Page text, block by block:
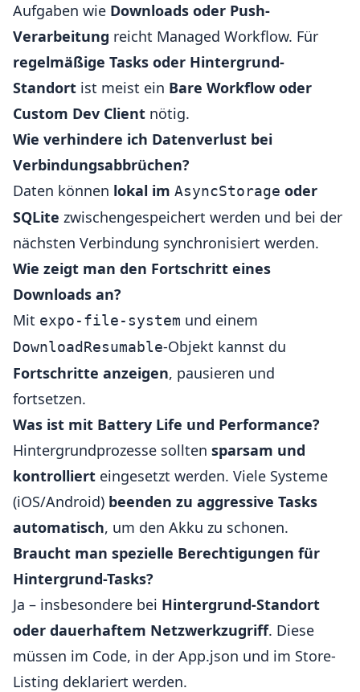
Aufgaben wie Downloads oder Push-
Verarbeitung reicht Managed Workflow. Für
regelmäßige Tasks oder Hintergrund-
Standort ist meist ein Bare Workflow oder
Custom Dev Client nötig.
Wie verhindere ich Datenverlust bei
Verbindungsabbrüchen?
Daten können lokal im AsyncStorage oder
SQLite zwischengespeichert werden und bei der
nächsten Verbindung synchronisiert werden.
Wie zeigt man den Fortschritt eines
Downloads an?
Mit expo-file-system und einem
DownloadResumable-Objekt kannst du
Fortschritte anzeigen, pausieren und
fortsetzen.
Was ist mit Battery Life und Performance?
Hintergrundprozesse sollten sparsam und
kontrolliert eingesetzt werden. Viele Systeme
(iOS/Android) beenden zu aggressive Tasks
automatisch, um den Akku zu schonen.
Braucht man spezielle Berechtigungen für
Hintergrund-Tasks?
Ja – insbesondere bei Hintergrund-Standort
oder dauerhaftem Netzwerkzugriff. Diese
müssen im Code, in der App.json und im Store-
Listing deklariert werden.